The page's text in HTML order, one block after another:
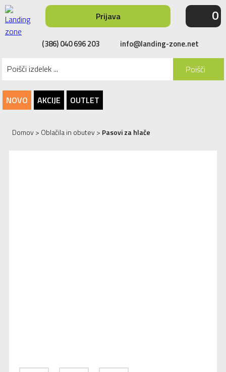
NOVO AKCIJE OUTLET
(386) 040 696 203 info@landing-zone.net
Prijava
Poišči
0
Domov> Oblačila in obutev> Pasovi za hlače